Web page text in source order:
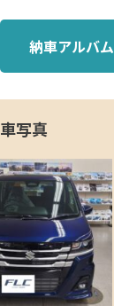
納車アルバム
写真